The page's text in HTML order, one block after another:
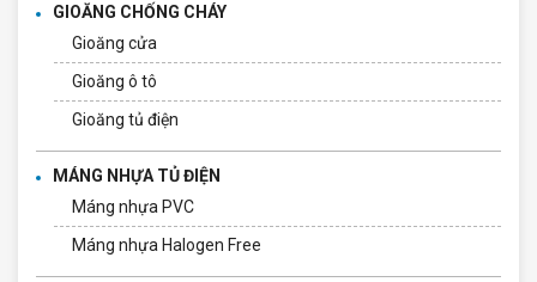
GIOĂNG CHỐNG CHÁY
Gioăng cửa
Gioăng ô tô
Gioăng tủ điện
MÁNG NHỰA TỦ ĐIỆN
Máng nhựa PVC
Máng nhựa Halogen Free